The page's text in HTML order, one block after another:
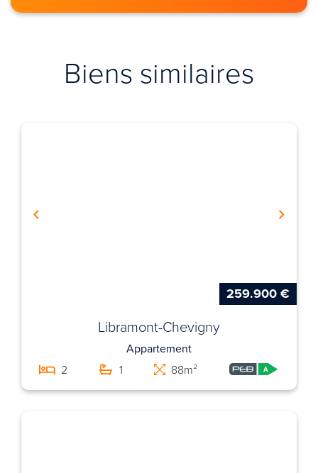
Biens similaires
259.900 €
Libramont-Chevigny
Appartement
2
1 88m²